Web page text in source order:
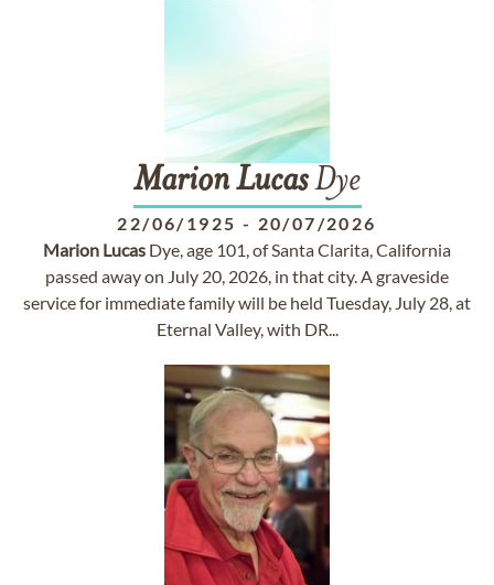
Marion LucasDye
22/06/1925 - 20/07/2026
Marion Lucas Dye, age 101, of Santa Clarita, California
passed away on July 20, 2026, in that city. A graveside
service for immediate family will be held Tuesday, July 28, at
Eternal Valley, with DR...